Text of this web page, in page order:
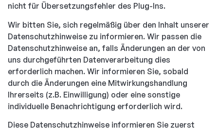
nicht für Übersetzungsfehler des Plug-Ins.
Wir bitten Sie, sich regelmäßig über den Inhalt unserer
Datenschutzhinweise zu informieren. Wir passen die
Datenschutzhinweise an, falls Änderungen an der von
uns durchgeführten Datenverarbeitung dies
erforderlich machen. Wir informieren Sie, sobald
durch die Änderungen eine Mitwirkungshandlung
Ihrerseits (z.B. Einwilligung) oder eine sonstige
individuelle Benachrichtigung erforderlich wird.
Diese Datenschutzhinweise informieren Sie zuerst